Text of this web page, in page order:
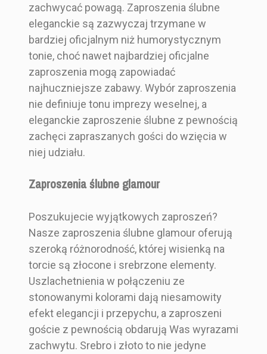
zachwycać powagą. Zaproszenia ślubne
eleganckie są zazwyczaj trzymane w
bardziej oficjalnym niż humorystycznym
tonie, choć nawet najbardziej oficjalne
zaproszenia mogą zapowiadać
najhuczniejsze zabawy. Wybór zaproszenia
nie definiuje tonu imprezy weselnej, a
eleganckie zaproszenie ślubne z pewnością
zachęci zapraszanych gości do wzięcia w
niej udziału.
Zaproszenia ślubne glamour
Poszukujecie wyjątkowych zaproszeń?
Nasze zaproszenia ślubne glamour oferują
szeroką różnorodność, której wisienką na
torcie są złocone i srebrzone elementy.
Uszlachetnienia w połączeniu ze
stonowanymi kolorami dają niesamowity
efekt elegancji i przepychu, a zaproszeni
goście z pewnością obdarują Was wyrazami
zachwytu. Srebro i złoto to nie jedyne